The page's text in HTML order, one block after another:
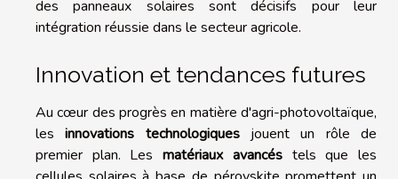
des panneaux solaires sont décisifs pour leur
intégration réussie dans le secteur agricole.
Innovation et tendances futures
Au cœur des progrès en matière d'agri-photovoltaïque,
lesinnovations technologiquesjouent un rôle de
premier plan. Lesmatériaux avancéstels que les